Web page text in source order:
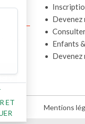
Devenez
Enfants
Mentions
ET